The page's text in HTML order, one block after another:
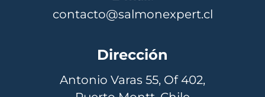
contacto@salmonexpert.cl
Dirección
Antonio Varas 55, Of 402,